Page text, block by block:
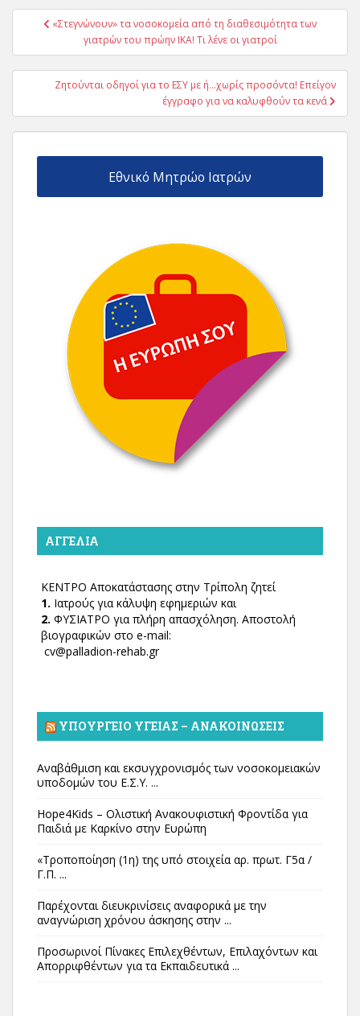
Πλοήγηση
«Στεγνώνουν» τα νοσοκομεία από τη διαθεσιμότητα των
γιατρών του πρώην ΙΚΑ! Τι λένε οι γιατροί
Ζητούνται οδηγοί για το ΕΣΥ με ή…χωρίς προσόντα! Επείγον
έγγραφο για να καλυφθούν τα κενά
Εθνικό Μητρώο Ιατρών
ΑΓΓΕΛΊΑ
ΚΕΝΤΡΟ Αποκατάστασης στην Τρίπολη ζητεί
1. Ιατρούς για κάλυψη εφημεριών και
2. ΦΥΣΙΑΤΡΟ για πλήρη απασχόληση. Αποστολή
βιογραφικών στο e-mail:
cv@palladion-rehab.gr
ΥΠΟΥΡΓΕΊΟ ΥΓΕΊΑΣ – ΑΝΑΚΟΙΝΏΣΕΙΣ
Αναβάθμιση και εκσυγχρονισμός των νοσοκομειακών
υποδομών του Ε.Σ.Υ. ...
Hope4Kids – Ολιστική Ανακουφιστική Φροντίδα για
Παιδιά με Καρκίνο στην Ευρώπη
«Τροποποίηση (1η) της υπό στοιχεία αρ. πρωτ. Γ5α /
Γ.Π. ...
Παρέχονται διευκρινίσεις αναφορικά με την
αναγνώριση χρόνου άσκησης στην ...
Προσωρινοί Πίνακες Επιλεχθέντων, Επιλαχόντων και
Απορριφθέντων για τα Εκπαιδευτικά ...